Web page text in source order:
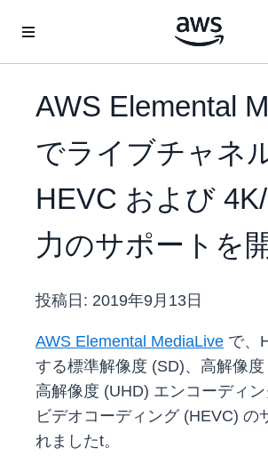
AWS Elemental
でライブチャネ
HEVC および
力のサポートを
投稿日: 2019年9月13日
AWS Elemental MediaLive で、
する標準解像度 (SD)、高解像
高解像度 (UHD) エンコーディ
ビデオコーディング (HEVC) の
れましたt。